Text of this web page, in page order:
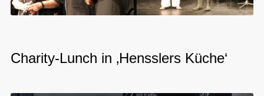
Charity-Lunch in ‚Hensslers Küche‘